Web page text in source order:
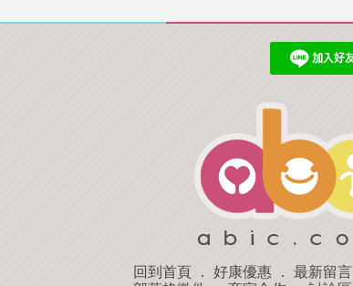
回到首頁 ． 好康優惠 ． 最新留言